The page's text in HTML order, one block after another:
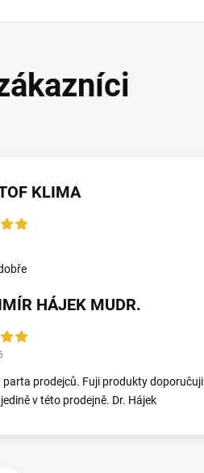
KLIMA
HÁJEK MUDR.
parta prodejců. Fuji produkty doporučuji
v této prodejně. Dr. Hájek